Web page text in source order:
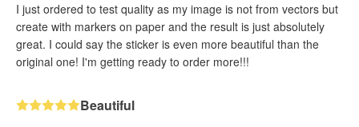
I just ordered to test quality as my image is not from vectors but
create with markers on paper and the result is just absolutely
great. I could say the sticker is even more beautiful than the
original one! I'm getting ready to order more!!!
Beautiful